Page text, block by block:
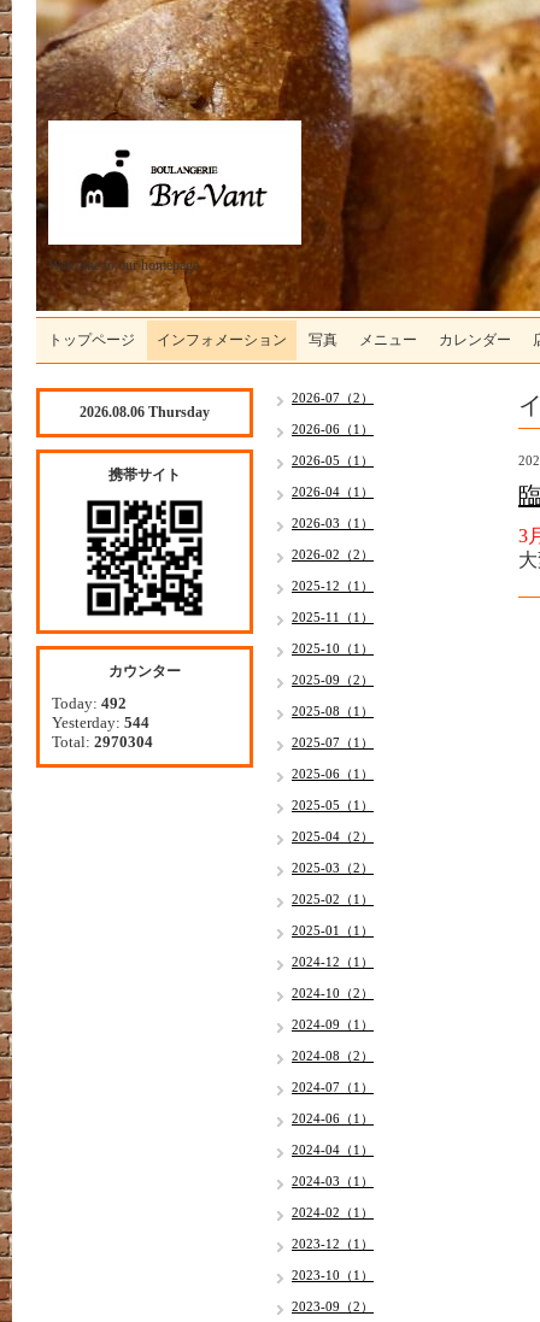
Welcome to our homepage
トップページ インフォメーション 写真 メニュー カレンダー
3
2026-07（2）
2026-06（1）
2026-05（1）
2026-04（1）
2026-03（1）
2026-02（2）
2025-12（1）
2025-11（1）
2025-10（1）
2025-09（2）
2025-08（1）
2025-07（1）
2025-06（1）
2025-05（1）
2025-04（2）
2025-03（2）
2025-02（1）
2025-01（1）
2024-12（1）
2024-10（2）
2024-09（1）
2024-08（2）
2024-07（1）
2024-06（1）
2024-04（1）
2024-03（1）
2024-02（1）
2023-12（1）
2023-10（1）
2023-09（2）
2026.08.06 Thursday
携帯サイト
カウンター
Today: 492
Yesterday: 544
Total: 2970304